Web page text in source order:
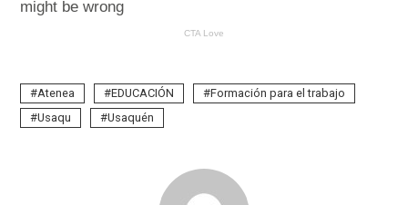
Atenea EDUCACIÓN
Formación para el trabajo
Usaqu
Usaquén